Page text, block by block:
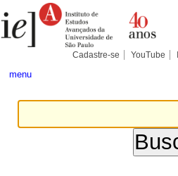
para
conteúdo.
Pessoais
Cadastre-se YouTube
menu